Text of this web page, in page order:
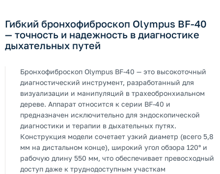
Гибкий бронхофиброскоп Olympus BF-40
— точность и надежность в диагностике
дыхательных путей
Бронхофиброскоп Olympus BF-40 — это высокоточный
диагностический инструмент, разработанный для
визуализации и манипуляций в трахеобронхиальном
дереве. Аппарат относится к серии BF-40 и
предназначен исключительно для эндоскопической
диагностики и терапии в дыхательных путях.
Конструкция модели сочетает узкий диаметр (всего 5,8
мм на дистальном конце), широкий угол обзора 120° и
рабочую длину 550 мм, что обеспечивает превосходный
доступ даже к труднодоступным участкам